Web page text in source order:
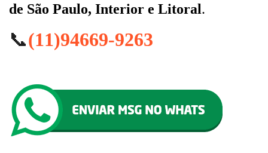
de São Paulo, Interior e Litoral.
📞(11)94669-9263